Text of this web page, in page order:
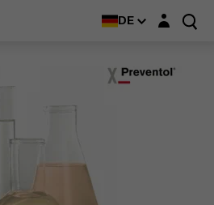
DE Login-Maske